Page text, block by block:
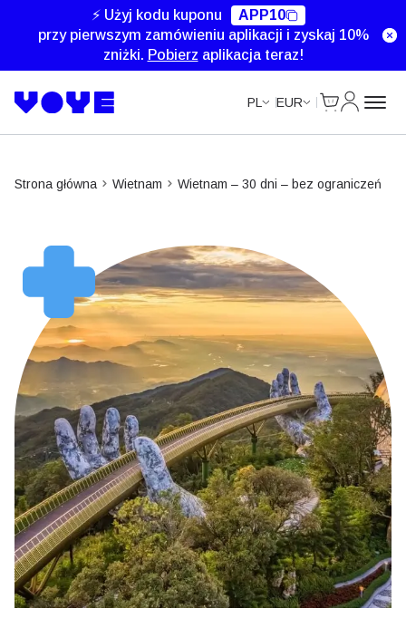
⚡ Użyj kodu kuponu
APP10
przy pierwszym zamówieniu aplikacji i zyskaj 10%
zniżki. Pobierz aplikacja teraz!
PL EUR
Strona główna Wietnam Wietnam – 30 dni – bez ograniczeń